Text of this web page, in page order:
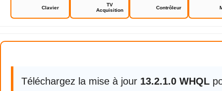
Clavier
TV
Acquisition
Contrôleur
Intel PROSet/Wireless WiFi
Téléchargez la mise à jour 13.2.1.0 WHQL